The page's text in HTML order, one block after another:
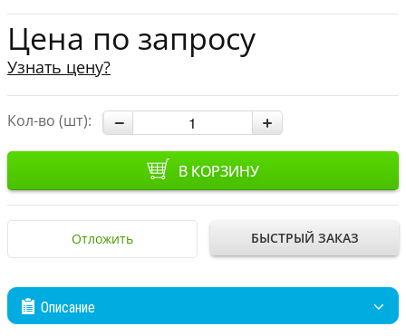
Цена по запросу
Узнать цену?
Кол-во (шт):
В КОРЗИНУ
Отложить БЫСТРЫЙ ЗАКАЗ
Описание